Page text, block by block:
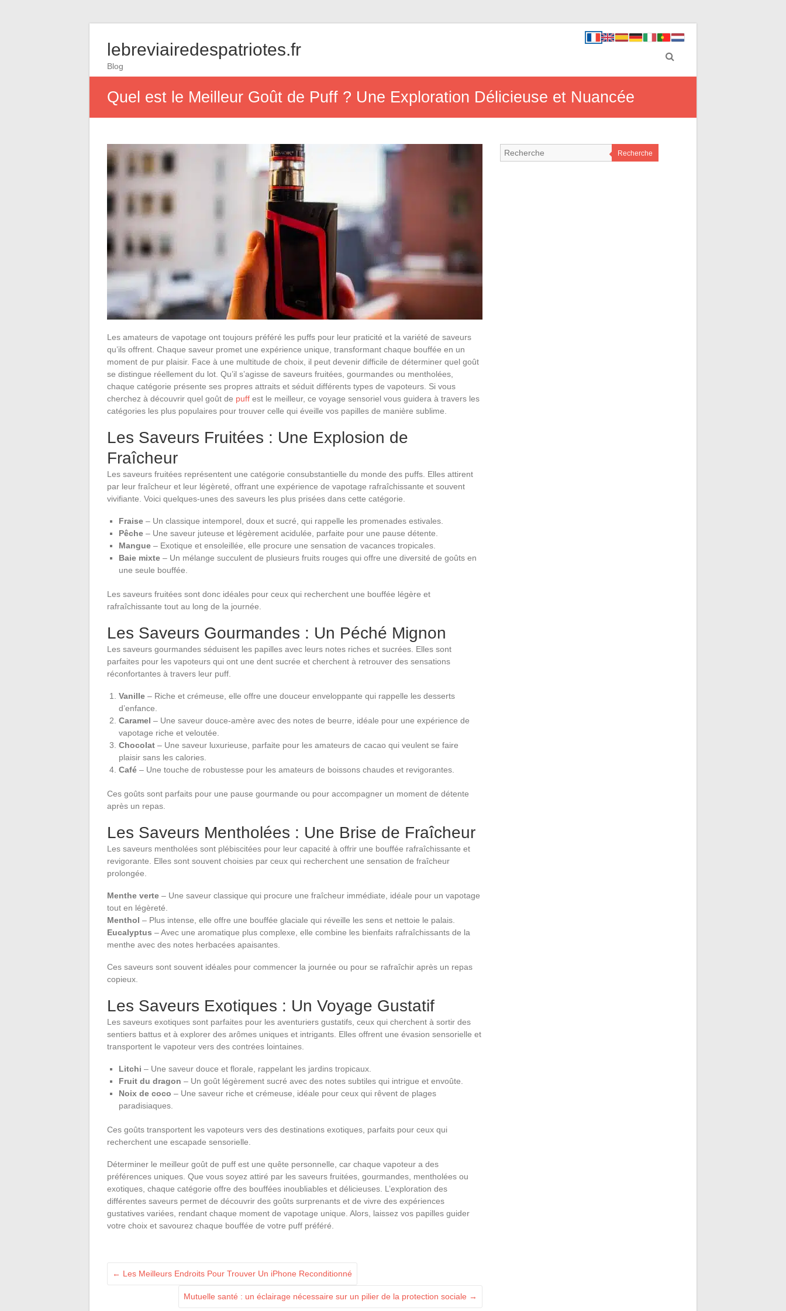
lebreviairedespatriotes.fr
Blog
Quel est le Meilleur Goût de Puff ? Une Exploration Délicieuse et Nuancée
Les amateurs de vapotage ont toujours préféré les puffs pour leur praticité et la variété de saveurs
qu’ils offrent. Chaque saveur promet une expérience unique, transformant chaque bouffée en un
moment de pur plaisir. Face à une multitude de choix, il peut devenir difficile de déterminer quel goût
se distingue réellement du lot. Qu’il s’agisse de saveurs fruitées, gourmandes ou mentholées,
chaque catégorie présente ses propres attraits et séduit différents types de vapoteurs. Si vous
cherchez à découvrir quel goût de puff est le meilleur, ce voyage sensoriel vous guidera à travers les
catégories les plus populaires pour trouver celle qui éveille vos papilles de manière sublime.
Les Saveurs Fruitées : Une Explosion de
Fraîcheur
Les saveurs fruitées représentent une catégorie consubstantielle du monde des puffs. Elles attirent
par leur fraîcheur et leur légèreté, offrant une expérience de vapotage rafraîchissante et souvent
vivifiante. Voici quelques-unes des saveurs les plus prisées dans cette catégorie.
Fraise – Un classique intemporel, doux et sucré, qui rappelle les promenades estivales.
Pêche – Une saveur juteuse et légèrement acidulée, parfaite pour une pause détente.
Mangue – Exotique et ensoleillée, elle procure une sensation de vacances tropicales.
Baie mixte – Un mélange succulent de plusieurs fruits rouges qui offre une diversité de goûts en
une seule bouffée.
Les saveurs fruitées sont donc idéales pour ceux qui recherchent une bouffée légère et
rafraîchissante tout au long de la journée.
Les Saveurs Gourmandes : Un Péché Mignon
Les saveurs gourmandes séduisent les papilles avec leurs notes riches et sucrées. Elles sont
parfaites pour les vapoteurs qui ont une dent sucrée et cherchent à retrouver des sensations
réconfortantes à travers leur puff.
Vanille – Riche et crémeuse, elle offre une douceur enveloppante qui rappelle les desserts
d’enfance.
Caramel – Une saveur douce-amère avec des notes de beurre, idéale pour une expérience de
vapotage riche et veloutée.
Chocolat – Une saveur luxurieuse, parfaite pour les amateurs de cacao qui veulent se faire
plaisir sans les calories.
Café – Une touche de robustesse pour les amateurs de boissons chaudes et revigorantes.
Ces goûts sont parfaits pour une pause gourmande ou pour accompagner un moment de détente
après un repas.
Les Saveurs Mentholées : Une Brise de Fraîcheur
Les saveurs mentholées sont plébiscitées pour leur capacité à offrir une bouffée rafraîchissante et
revigorante. Elles sont souvent choisies par ceux qui recherchent une sensation de fraîcheur
prolongée.
Menthe verte – Une saveur classique qui procure une fraîcheur immédiate, idéale pour un vapotage
tout en légèreté.
Menthol – Plus intense, elle offre une bouffée glaciale qui réveille les sens et nettoie le palais.
Eucalyptus – Avec une aromatique plus complexe, elle combine les bienfaits rafraîchissants de la
menthe avec des notes herbacées apaisantes.
Ces saveurs sont souvent idéales pour commencer la journée ou pour se rafraîchir après un repas
copieux.
Les Saveurs Exotiques : Un Voyage Gustatif
Les saveurs exotiques sont parfaites pour les aventuriers gustatifs, ceux qui cherchent à sortir des
sentiers battus et à explorer des arômes uniques et intrigants. Elles offrent une évasion sensorielle et
transportent le vapoteur vers des contrées lointaines.
Litchi – Une saveur douce et florale, rappelant les jardins tropicaux.
Fruit du dragon – Un goût légèrement sucré avec des notes subtiles qui intrigue et envoûte.
Noix de coco – Une saveur riche et crémeuse, idéale pour ceux qui rêvent de plages
paradisiaques.
Ces goûts transportent les vapoteurs vers des destinations exotiques, parfaits pour ceux qui
recherchent une escapade sensorielle.
Déterminer le meilleur goût de puff est une quête personnelle, car chaque vapoteur a des
préférences uniques. Que vous soyez attiré par les saveurs fruitées, gourmandes, mentholées ou
exotiques, chaque catégorie offre des bouffées inoubliables et délicieuses. L’exploration des
différentes saveurs permet de découvrir des goûts surprenants et de vivre des expériences
gustatives variées, rendant chaque moment de vapotage unique. Alors, laissez vos papilles guider
votre choix et savourez chaque bouffée de votre puff préféré.
← Les Meilleurs Endroits Pour Trouver Un iPhone Reconditionné
Mutuelle santé : un éclairage nécessaire sur un pilier de la protection sociale →
Recherche